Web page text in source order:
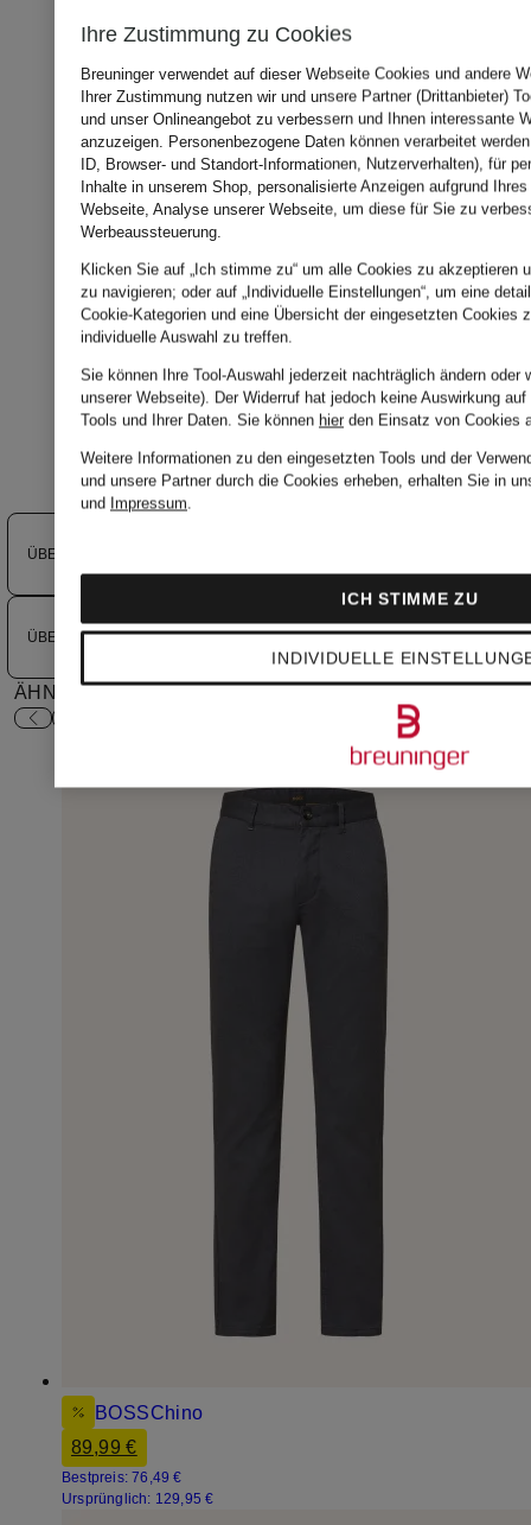
ÜBERSPRINGE EIN PRODUKTKARUSSELL
ÜBERSPRINGE EIN PRODUKTKARUSSELL
ÄHNLICHE ARTIKEL ENTDECKEN
BOSSChino
89,99 €
Bestpreis:76,49 €
Ursprünglich: 129,95 €
Ihre Zustimmung zu Cookies
Breuninger verwendet auf dieser Webseite Cookies und andere
Ihrer Zustimmung nutzen wir und unsere Partner (Drittanbieter)
und unser Onlineangebot zu verbessern und Ihnen interessante
anzuzeigen. Personenbezogene Daten können verarbeitet
ID, Browser- und Standort-Informationen, Nutzerverhalten), für
Inhalte in unserem Shop, personalisierte Anzeigen aufgrund
Webseite, Analyse unserer Webseite, um diese für Sie zu
Werbeaussteuerung.
Klicken Sie auf „Ich stimme zu“ um alle Cookies zu akzeptieren
zu navigieren; oder auf „Individuelle Einstellungen“, um eine
Cookie-Kategorien und eine Übersicht der eingesetzten Cookies
individuelle Auswahl zu treffen.
Sie können Ihre Tool-Auswahl jederzeit nachträglich ändern oder
unserer Webseite). Der Widerruf hat jedoch keine Auswirkung
Tools und Ihrer Daten. Sie können hier den Einsatz von Cookies
Weitere Informationen zu den eingesetzten Tools und der
und unsere Partner durch die Cookies erheben, erhalten Sie in
und Impressum.
INDIVIDUELLE
ICH STIMME ZU